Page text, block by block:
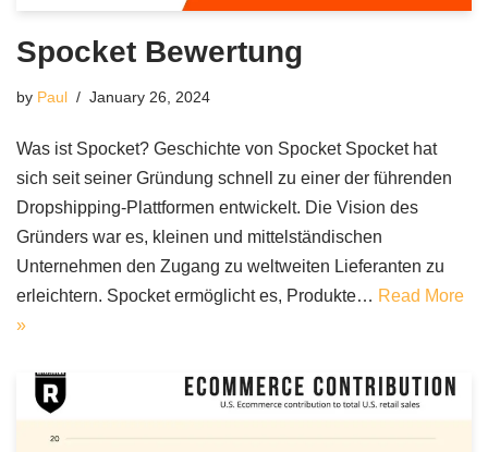
Spocket Bewertung
by Paul January 26, 2024
Was ist Spocket? Geschichte von Spocket Spocket hat
sich seit seiner Gründung schnell zu einer der führenden
Dropshipping-Plattformen entwickelt. Die Vision des
Gründers war es, kleinen und mittelständischen
Unternehmen den Zugang zu weltweiten Lieferanten zu
erleichtern. Spocket ermöglicht es, Produkte… Read More
»